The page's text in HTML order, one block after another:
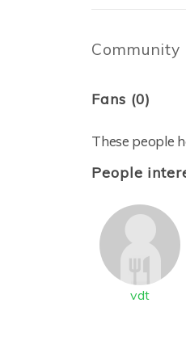
Community
Fans (0)
These people
People
vdt